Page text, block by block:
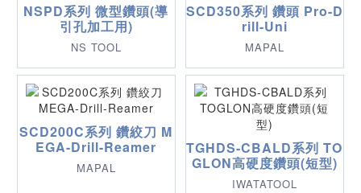
NSPD系列 微型鑽頭(導
引孔加工用)
NS TOOL
SCD350系列 鑽頭 Pro-D
rill-Uni
MAPAL
SCD200C系列 鑽絞刀 M
EGA-Drill-Reamer
MAPAL
TGHDS-CBALD系列 TO
GLON高硬度鑽頭(短型)
IWATATOOL